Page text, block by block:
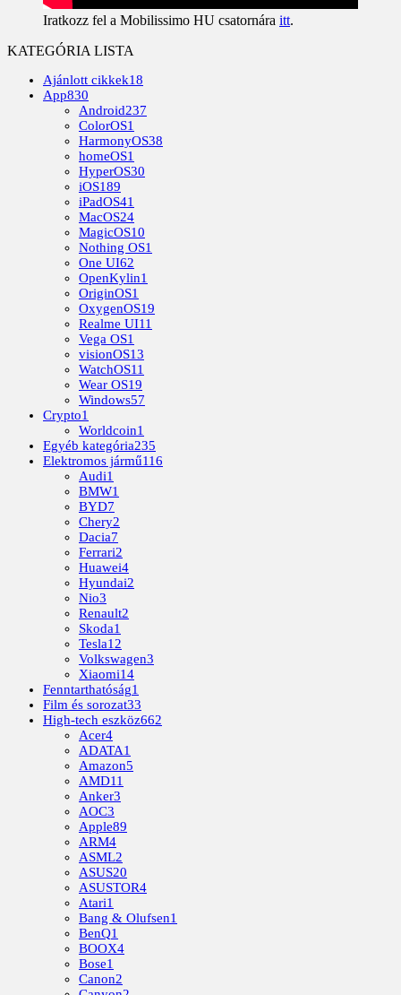
Iratkozz fel a Mobilissimo HU csatornára itt.
KATEGÓRIA LISTA
Ajánlott cikkek18
App830
Android237
ColorOS1
HarmonyOS38
homeOS1
HyperOS30
iOS189
iPadOS41
MacOS24
MagicOS10
Nothing OS1
One UI62
OpenKylin1
OriginOS1
OxygenOS19
Realme UI11
Vega OS1
visionOS13
WatchOS11
Wear OS19
Windows57
Crypto1
Worldcoin1
Egyéb kategória235
Elektromos jármű116
Audi1
BMW1
BYD7
Chery2
Dacia7
Ferrari2
Huawei4
Hyundai2
Nio3
Renault2
Skoda1
Tesla12
Volkswagen3
Xiaomi14
Fenntarthatóság1
Film és sorozat33
High-tech eszköz662
Acer4
ADATA1
Amazon5
AMD11
Anker3
AOC3
Apple89
ARM4
ASML2
ASUS20
ASUSTOR4
Atari1
Bang & Olufsen1
BenQ1
BOOX4
Bose1
Canon2